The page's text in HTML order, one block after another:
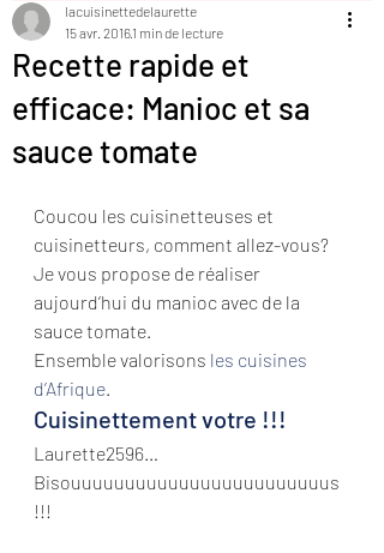
Recette rapide et
efficace: Manioc et sa
sauce tomate
lacuisinettedelaurette
15 avr. 20161 min de lecture
Coucou les cuisinetteuses et
cuisinetteurs, comment allez-vous?
Je vous propose de réaliser
aujourd’hui du manioc avec de la
sauce tomate.
Ensemble valorisons les cuisines
d’Afrique.
Cuisinettement votre !!!
Laurette2596…
Bisouuuuuuuuuuuuuuuuuuuuuuuus
!!!